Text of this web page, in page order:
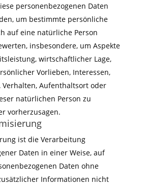
personenbezogenen Daten
um bestimmte persönliche
auf eine natürliche Person
insbesondere, um Aspekte
wirtschaftlicher Lage,
Vorlieben, Interessen,
Verhalten, Aufenthaltsort oder
natürlichen Person zu
vorherzusagen.
ist die Verarbeitung
Daten in einer Weise, auf
Daten ohne
Informationen nicht